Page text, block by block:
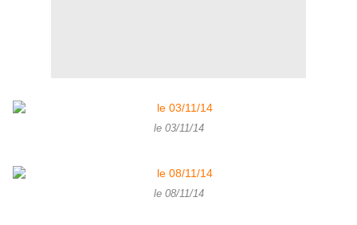
le 03/11/14
le 08/11/14